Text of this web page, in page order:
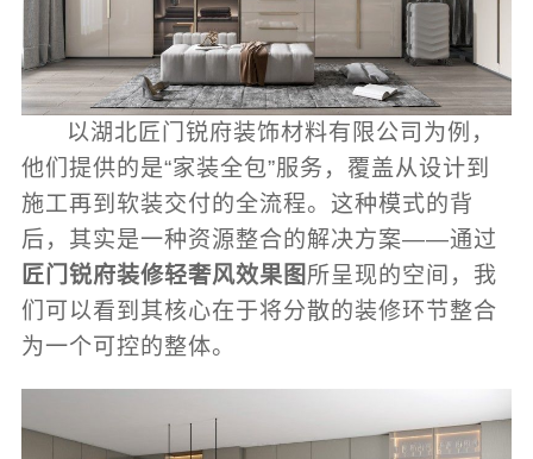
以湖北匠门锐府装饰材料有限公司为例，
他们提供的是“家装全包”服务，覆盖从设计到
施工再到软装交付的全流程。这种模式的背
后，其实是一种资源整合的解决方案——通过
匠门锐府装修轻奢风效果图 所呈现的空间，我
们可以看到其核心在于将分散的装修环节整合
为一个可控的整体。